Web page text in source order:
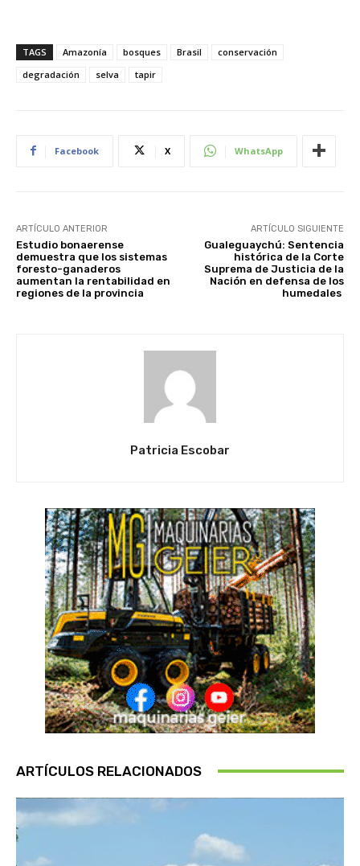
TAGS Amazonía bosques Brasil
conservación
degradación
selva tapir
Facebook X WhatsApp
ARTÍCULO ANTERIOR
Estudio bonaerense
demuestra que los sistemas
foresto-ganaderos
aumentan la rentabilidad en
regiones de la provincia
ARTÍCULO SIGUIENTE
Gualeguaychú: Sentencia
histórica de la Corte
Suprema de Justicia de la
Nación en defensa de los
humedales
Patricia Escobar
ARTÍCULOS RELACIONADOS